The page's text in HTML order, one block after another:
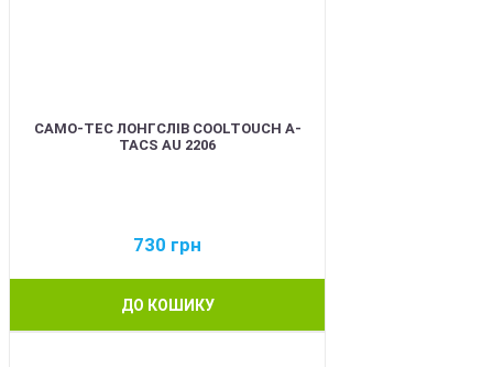
CAMO-TEC ЛОНГСЛІВ COOLTOUCH A-
TACS AU 2206
730 грн
ДО КОШИКУ